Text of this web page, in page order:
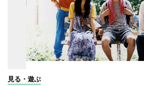
見る・遊ぶ